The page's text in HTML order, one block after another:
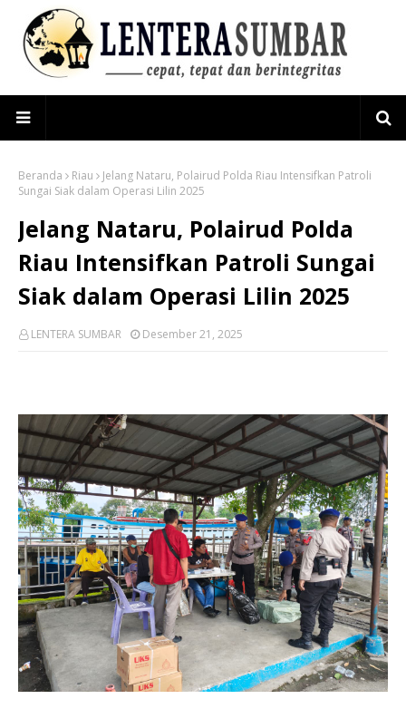
Beranda Riau
Jelang Nataru, Polairud Polda Riau Intensifkan Patroli
Sungai Siak dalam Operasi Lilin 2025
Jelang Nataru, Polairud Polda
Riau Intensifkan Patroli Sungai
Siak dalam Operasi Lilin 2025
LENTERA SUMBAR Desember 21, 2025